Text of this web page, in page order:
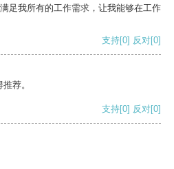
足我所有的工作需求，让我能够在工作
支持[0] 反对[0]
荐。
支持[0] 反对[0]